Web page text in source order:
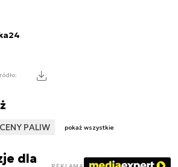
CENY PALIW pokaż wszystkie
dla